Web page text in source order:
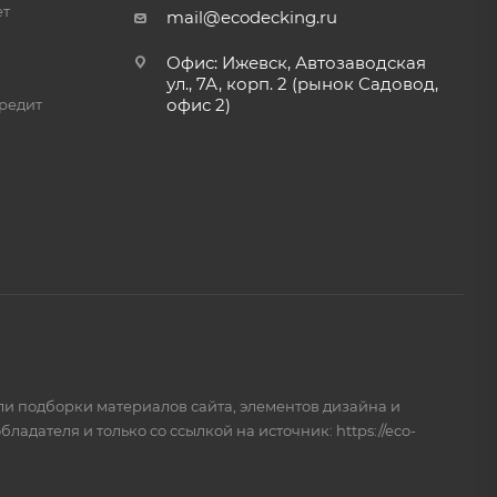
mail@ecodecking.ru
Офис: Ижевск, Автозаводская
ул., 7А, корп. 2 (рынок Садовод,
офис 2)
подборки материалов сайта, элементов дизайна и
и только со ссылкой на источник: https://eco-